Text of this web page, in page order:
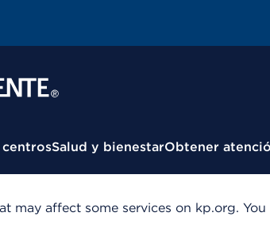
centrosSalud y bienestarObtener
may affect some services on kp.org.